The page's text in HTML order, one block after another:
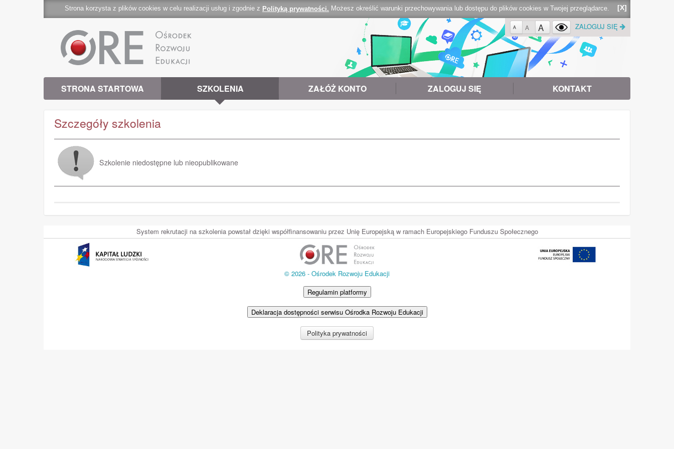
Strona korzysta z plików cookies w celu realizacji usług i zgodnie z Polityką prywatności. Możesz określić warunki przechowywania lub dostępu do plików cookies w Twojej przeglądarce. [X]
STRONA STARTOWA SZKOLENIA ZAŁÓŻ KONTO ZALOGUJ SIĘ KONTAKT
A A A ZALOGUJ SIĘ
Szczegóły szkolenia
Szkolenie niedostępne lub nieopublikowane
System rekrutacji na szkolenia powstał dzięki współfinansowaniu przez Unię Europejską w ramach Europejskiego Funduszu Społecznego
© 2026 - Ośrodek Rozwoju Edukacji
Regulamin platformy
Deklaracja dostępności serwisu Ośrodka Rozwoju Edukacji
Polityka prywatności